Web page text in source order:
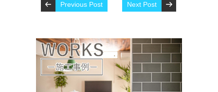
Previous Post Next Post